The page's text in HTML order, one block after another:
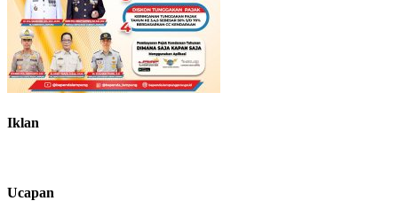
Iklan
Ucapan